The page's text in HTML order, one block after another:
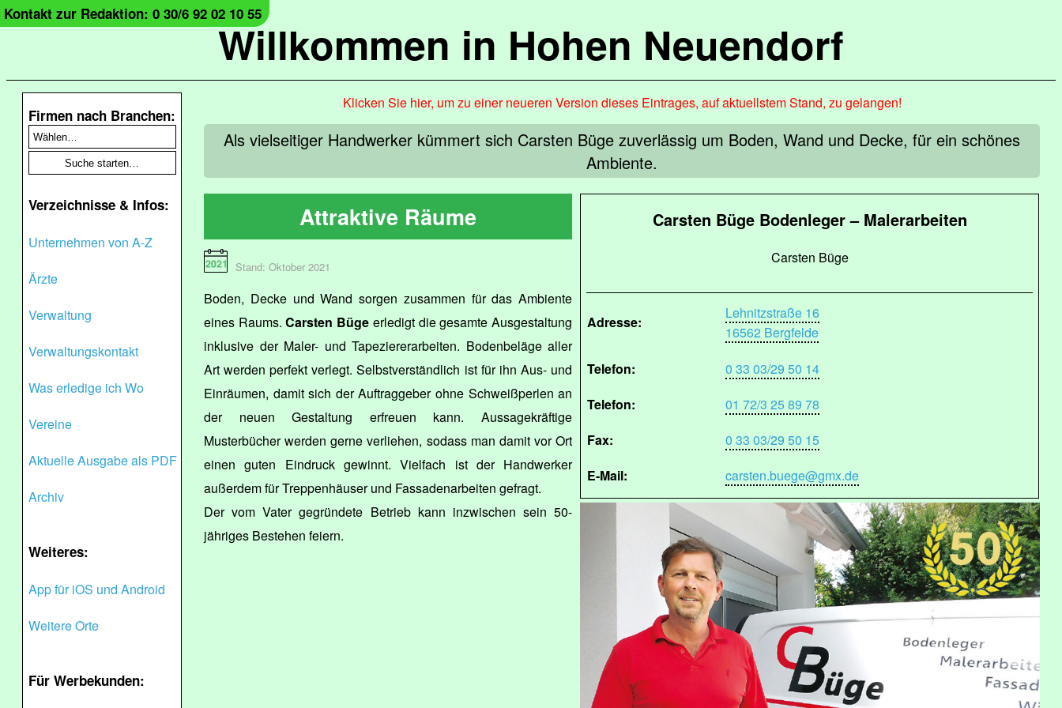
Willkommen in Hohen Neuendorf
Kontakt zur Redaktion: 0 30/6 92 02 10 55
Firmen nach Branchen:
Verzeichnisse & Infos:
Unternehmen von A-Z
Ärzte
Verwaltung
Verwaltungskontakt
Was erledige ich Wo
Vereine
Aktuelle Ausgabe als PDF
Archiv
Weiteres:
App für iOS und Android
Weitere Orte
Für Werbekunden:
Klicken Sie hier, um zu einer neueren Version dieses Eintrages, auf aktuellstem Stand, zu gelangen!
Als vielseitiger Handwerker kümmert sich Carsten Büge zuverlässig um Boden, Wand und Decke, für ein schönes
Ambiente.
Carsten Büge Bodenleger – Malerarbeiten
Carsten Büge
Adresse:
Lehnitzstraße 16
16562 Bergfelde
Telefon:
0 33 03/29 50 14
Telefon:
01 72/3 25 89 78
Fax:
0 33 03/29 50 15
E-Mail:
carsten.buege@gmx.de
Attraktive Räume
Stand: Oktober 2021
Boden, Decke und Wand sorgen zusammen für das Ambiente
eines Raums.Carsten Büge erledigt die gesamte Ausgestaltung
inklusive der Maler- und Tapeziererarbeiten. Bodenbeläge aller
Art werden perfekt verlegt. Selbstverständlich ist für ihn Aus- und
Einräumen, damit sich der Auftraggeber ohne Schweißperlen an
der neuen Gestaltung erfreuen kann. Aussagekräftige
Musterbücher werden gerne verliehen, sodass man damit vor Ort
einen guten Eindruck gewinnt. Vielfach ist der Handwerker
außerdem für Treppenhäuser und Fassadenarbeiten gefragt.
Der vom Vater gegründete Betrieb kann inzwischen sein 50-
jähriges Bestehen feiern.